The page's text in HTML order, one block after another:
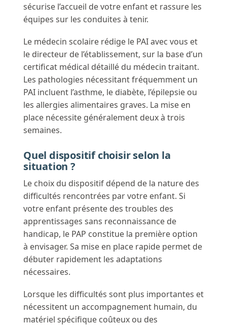
sécurise l’accueil de votre enfant et rassure les
équipes sur les conduites à tenir.
Le médecin scolaire rédige le PAI avec vous et
le directeur de l’établissement, sur la base d’un
certificat médical détaillé du médecin traitant.
Les pathologies nécessitant fréquemment un
PAI incluent l’asthme, le diabète, l’épilepsie ou
les allergies alimentaires graves. La mise en
place nécessite généralement deux à trois
semaines.
Quel dispositif choisir selon la
situation ?
Le choix du dispositif dépend de la nature des
difficultés rencontrées par votre enfant. Si
votre enfant présente des troubles des
apprentissages sans reconnaissance de
handicap, le PAP constitue la première option
à envisager. Sa mise en place rapide permet de
débuter rapidement les adaptations
nécessaires.
Lorsque les difficultés sont plus importantes et
nécessitent un accompagnement humain, du
matériel spécifique coûteux ou des